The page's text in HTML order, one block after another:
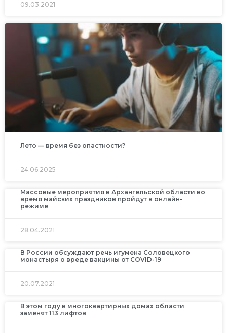
09.03.2021
Лето — время без опастности?
24.06.2025
Массовые мероприятия в Архангельской области во
время майских праздников пройдут в онлайн-
режиме
28.04.2021
В России обсуждают речь игумена Соловецкого
монастыря о вреде вакцины от COVID-19
20.07.2021
В этом году в многоквартирных домах области
заменят 113 лифтов